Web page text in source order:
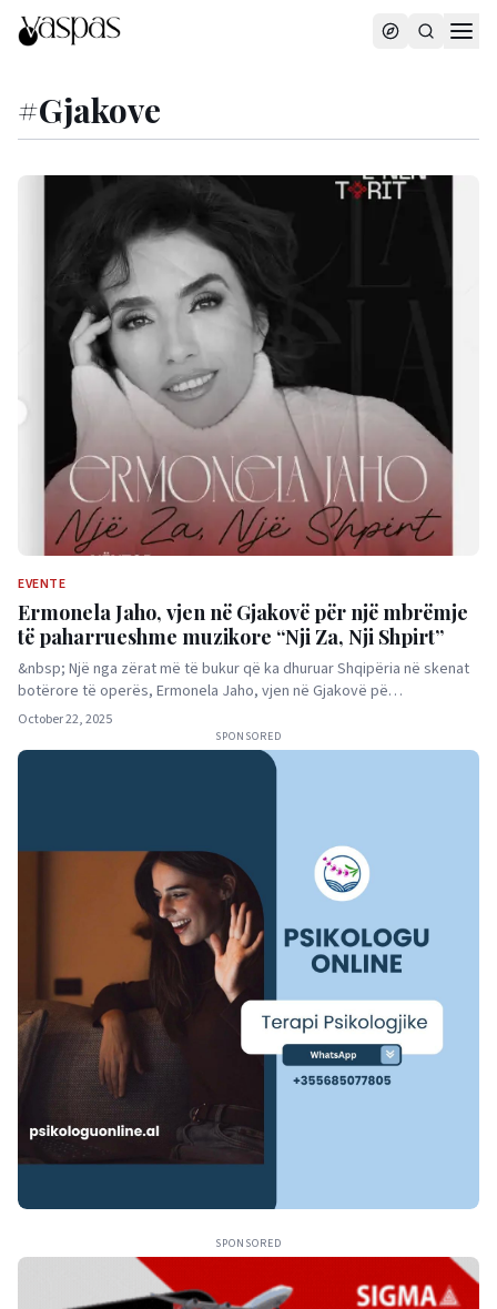
#Gjakove
EVENTE
Ermonela Jaho, vjen në Gjakovë për një mbrëmje
të paharrueshme muzikore “Nji Za, Nji Shpirt”
&nbsp; Një nga zërat më të bukur që ka dhuruar Shqipëria në skenat
botërore të operës, Ermonela Jaho, vjen në Gjakovë pë…
October 22, 2025
SPONSORED
SPONSORED